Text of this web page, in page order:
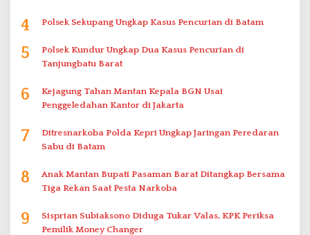
4 Polsek Sekupang Ungkap Kasus Pencurian di Batam
5
Polsek Kundur Ungkap Dua Kasus Pencurian di
Tanjungbatu Barat
6
Kejagung Tahan Mantan Kepala BGN Usai
Penggeledahan Kantor di Jakarta
7
Ditresnarkoba Polda Kepri Ungkap Jaringan Peredaran
Sabu di Batam
8
Anak Mantan Bupati Pasaman Barat Ditangkap Bersama
Tiga Rekan Saat Pesta Narkoba
9
Sisprian Subiaksono Diduga Tukar Valas, KPK Periksa
Pemilik Money Changer